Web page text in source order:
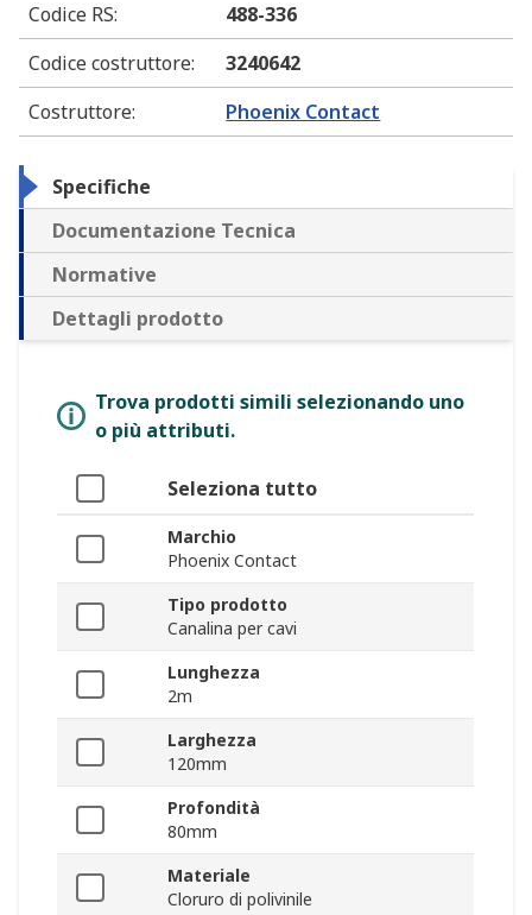
Codice RS:
488-336
Codice costruttore:
3240642
Costruttore: Phoenix Contact
Specifiche
Documentazione Tecnica
Normative
Dettagli prodotto
Trova prodotti simili selezionando uno
o più attributi.
Seleziona tutto
Marchio
Phoenix Contact
Tipo prodotto
Canalina per cavi
Lunghezza
2m
Larghezza
120mm
Profondità
80mm
Materiale
Cloruro di polivinile